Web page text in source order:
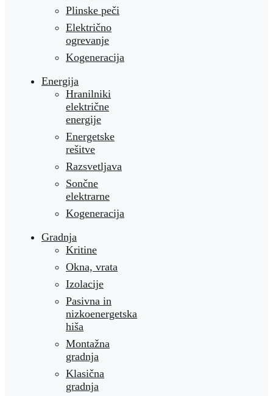
Plinske peči
Električno
ogrevanje
Kogeneracija
Energija
Hranilniki
električne
energije
Energetske
rešitve
Razsvetljava
Sončne
elektrarne
Kogeneracija
Gradnja
Kritine
Okna, vrata
Izolacije
Pasivna in
nizkoenergetska
hiša
Montažna
gradnja
Klasična
gradnja